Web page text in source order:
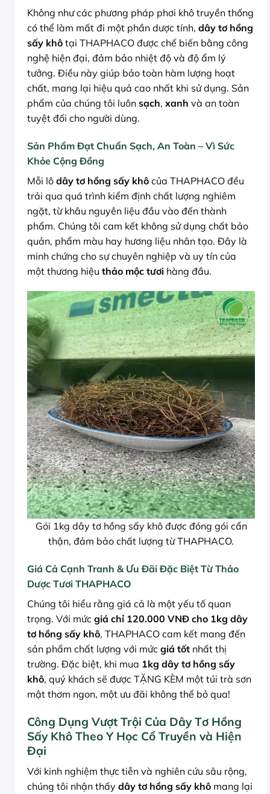
Không như các phương pháp phơi khô truyền thống
có thể làm mất đi một phần dược tính, dây tơ hồng
sấy khô tại THAPHACO được chế biến bằng công
nghệ hiện đại, đảm bảo nhiệt độ và độ ẩm lý
tưởng. Điều này giúp bảo toàn hàm lượng hoạt
chất, mang lại hiệu quả cao nhất khi sử dụng. Sản
phẩm của chúng tôi luôn sạch, xanh và an toàn
tuyệt đối cho người dùng.
Sản Phẩm Đạt Chuẩn Sạch, An Toàn – Vì Sức
Khỏe Cộng Đồng
Mỗi lô dây tơ hồng sấy khô của THAPHACO đều
trải qua quá trình kiểm định chất lượng nghiêm
ngặt, từ khâu nguyên liệu đầu vào đến thành
phẩm. Chúng tôi cam kết không sử dụng chất bảo
quản, phẩm màu hay hương liệu nhân tạo. Đây là
minh chứng cho sự chuyên nghiệp và uy tín của
một thương hiệu thảo mộc tươi hàng đầu.
Gói 1kg dây tơ hồng sấy khô được đóng gói cẩn
thận, đảm bảo chất lượng từ THAPHACO.
Giá Cả Cạnh Tranh & Ưu Đãi Đặc Biệt Từ Thảo
Dược Tươi THAPHACO
Chúng tôi hiểu rằng giá cả là một yếu tố quan
trọng. Với mức giá chỉ 120.000 VNĐ cho 1kg dây
tơ hồng sấy khô, THAPHACO cam kết mang đến
sản phẩm chất lượng với mức giá tốt nhất thị
trường. Đặc biệt, khi mua 1kg dây tơ hồng sấy
khô, quý khách sẽ được TẶNG KÈM một túi trà sơn
mật thơm ngon, một ưu đãi không thể bỏ qua!
Công Dụng Vượt Trội Của Dây Tơ Hồng
Sấy Khô Theo Y Học Cổ Truyền và Hiện
Đại
Với kinh nghiệm thực tiễn và nghiên cứu sâu rộng,
chúng tôi nhận thấy dây tơ hồng sấy khô mang lại